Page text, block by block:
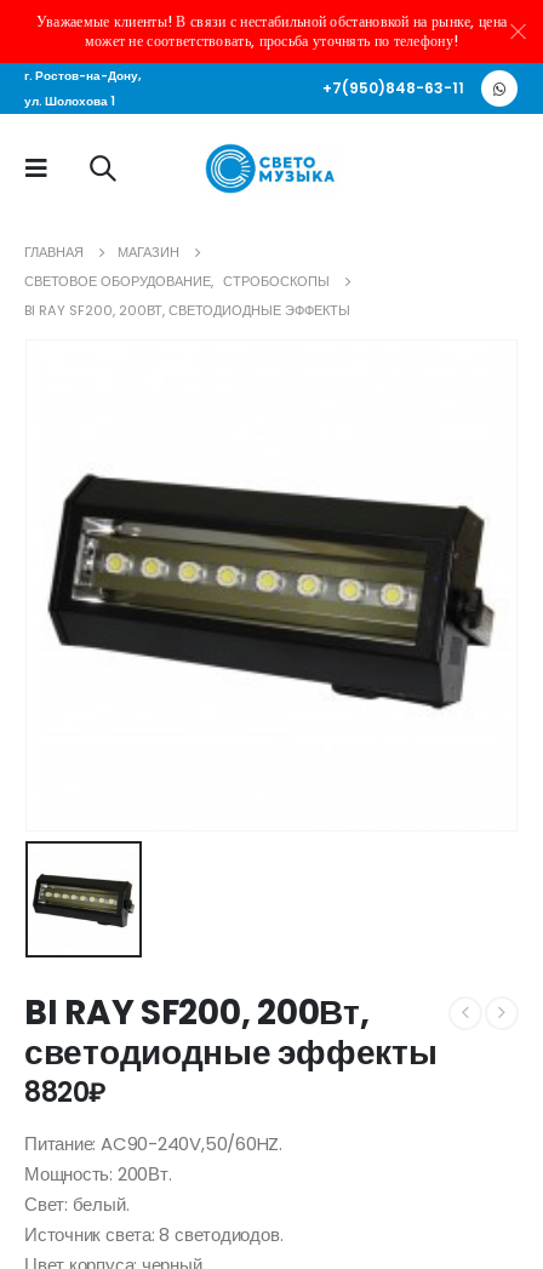
Уважаемые клиенты! В связи с нестабильной обстановкой на рынке, цена
может не соответствовать, просьба уточнять по телефону!
г. Ростов-на-Дону,
ул. Шолохова 1
+7(950)848-63-11
ГЛАВНАЯ
МАГАЗИН
СВЕТОВОЕ ОБОРУДОВАНИЕ, СТРОБОСКОПЫ
BI RAY SF200, 200ВТ, СВЕТОДИОДНЫЕ ЭФФЕКТЫ
BI RAY SF200, 200Вт,
светодиодные эффекты
8820₽
Питание: AC90-240V,50/60HZ.
Мощность: 200Вт.
Свет: белый.
Источник света: 8 светодиодов.